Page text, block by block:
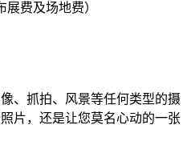
费及场地费）
、抓拍、风景等任何类型的摄
片，还是让您莫名心动的一张